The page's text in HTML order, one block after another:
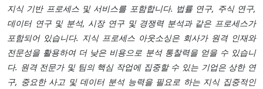
지식 기반 프로세스 및 서비스를 포함합니다. 법률 연구, 주식 연구,
데이터 연구 및 분석, 시장 연구 및 경쟁력 분석과 같은 프로세스가
포함되어 있습니다. 지식 프로세스 아웃소싱은 회사가 원격 인재와
전문성을 활용하여 더 낮은 비용으로 분석 통찰력을 얻을 수 있습니
다. 원격 전문가 및 팀의 핵심 작업에 집중할 수 있는 기업은 상한 연
구, 중요한 사고 및 데이터 분석 능력을 필요로 하는 지식 집중적인